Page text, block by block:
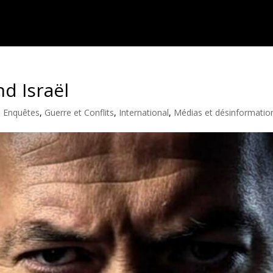
Israël
Enquêtes, Guerre et Conflits, International, Médias et